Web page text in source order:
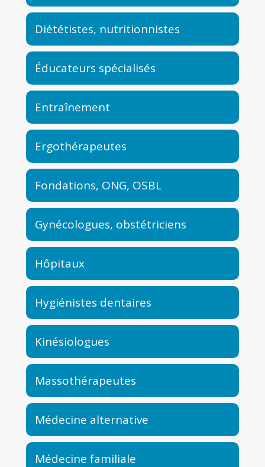
Diététistes, nutritionnistes
Éducateurs spécialisés
Entraînement
Ergothérapeutes
Fondations, ONG, OSBL
Gynécologues, obstétriciens
Hôpitaux
Hygiénistes dentaires
Kinésiologues
Massothérapeutes
Médecine alternative
Médecine familiale